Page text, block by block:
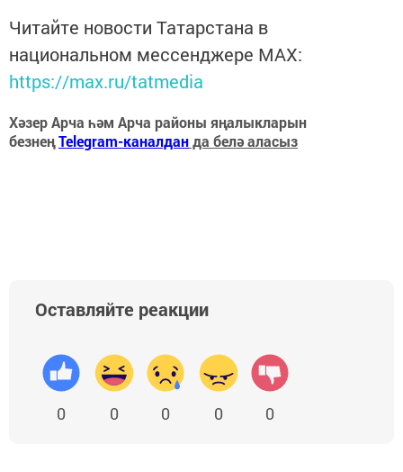
Читайте новости Татарстана в
национальном мессенджере MАХ:
https://max.ru/tatmedia
Хәзер Арча һәм Арча районы яңалыкларын
безнеңTelegram-каналданда белә аласыз
Оставляйте реакции
0 0 0 0 0